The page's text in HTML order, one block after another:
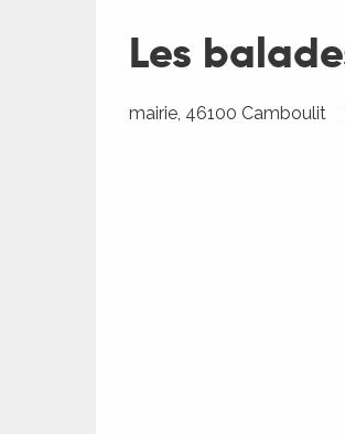
Les
mairie, 46100 Camboulit